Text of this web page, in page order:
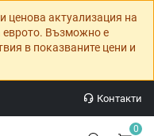
ценова актуализация на
еврото. Възможно е
в показваните цени и
Контакти
0